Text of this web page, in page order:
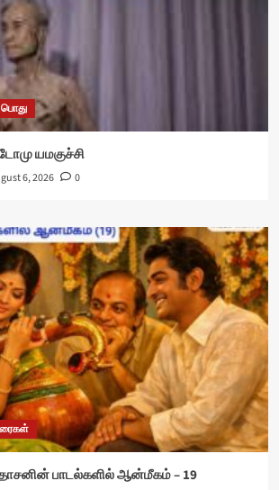
பொது
யமகுச்சி
6, 2026 0
பாடல்களில் ஆன்மீகம் – 19